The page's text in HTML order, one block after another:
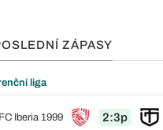
ZÁPASY
liga
FC Iberia 1999 2:3p